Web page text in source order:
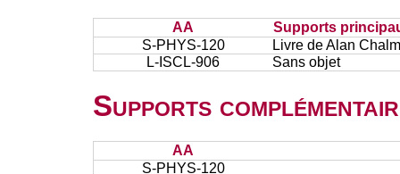
AA
Supports
S-PHYS-120
Livre de Alan
L-ISCL-906
Sans objet
Supports
AA
S-PHYS-120